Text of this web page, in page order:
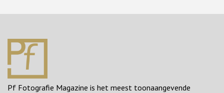
Pf Fotografie Magazine is het meest toonaangevende